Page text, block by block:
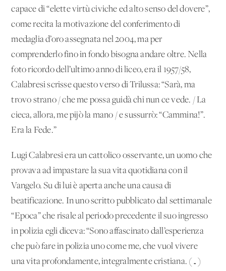
capace di “elette virtù civiche ed alto senso del dovere”,
come recita la motivazione del conferimento di
medaglia d’oro assegnata nel 2004, ma per
comprenderlo fino in fondo bisogna andare oltre. Nella
foto ricordo dell’ultimo anno di liceo, era il 1957/58,
Calabresi scrisse questo verso di Trilussa: “Sarà, ma
trovo strano / che me possa guidà chi nun ce vede. / La
cieca, allora, me pijò la mano / e sussurrò: “Cammina!”.
Era la Fede.”
Lugi Calabresi era un cattolico osservante, un uomo che
provava ad impastare la sua vita quotidiana con il
Vangelo. Su di lui è aperta anche una causa di
beatificazione. In uno scritto pubblicato dal settimanale
“Epoca” che risale al periodo precedente il suo ingresso
in polizia egli diceva: “Sono affascinato dall’esperienza
che può fare in polizia uno come me, che vuol vivere
una vita profondamente, integralmente cristiana. (…)